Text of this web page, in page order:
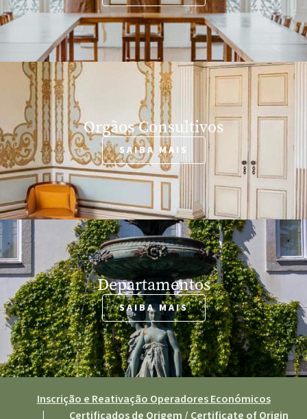
Orgãos Consultivos
SAIBA MAIS
Departamentos
SAIBA MAIS
Inscrição e Reativação Operadores Económicos
|
Certificados de Origem / Certificate of Origin